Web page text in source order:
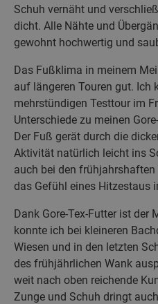
Schuh vernäht und
dicht. Alle Nähte und
gewohnt hochwertig und
Das Fußklima in meinem
auf längeren Touren gut. Ich
mehrstündigen Testtour im
Unterschiede zu meinen
Der Fuß gerät durch die
Aktivität natürlich leicht ins
auch bei den
das Gefühl eines Hitzestaus
Dank Gore-Tex-Futter ist der
konnte ich bei kleineren
Wiesen und in den letzten
des frühjährlichen Wank
weit nach oben reichende
Zunge und Schuh dringt